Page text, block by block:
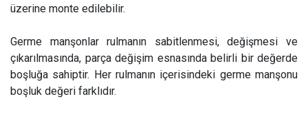
üzerine monte edilebilir.
Germe manşonlar rulmanın sabitlenmesi, değişmesi ve
çıkarılmasında, parça değişim esnasında belirli bir değerde
boşluğa sahiptir. Her rulmanın içerisindeki germe manşonu
boşluk değeri farklıdır.